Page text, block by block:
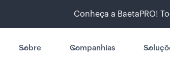
Conheça a BaetaPRO!
Sobre Companhias